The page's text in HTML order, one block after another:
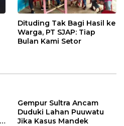
Dituding Tak Bagi Hasil ke
Warga, PT SJAP: Tiap
Bulan Kami Setor
Gempur Sultra Ancam
Duduki Lahan Puuwatu
Jika Kasus Mandek